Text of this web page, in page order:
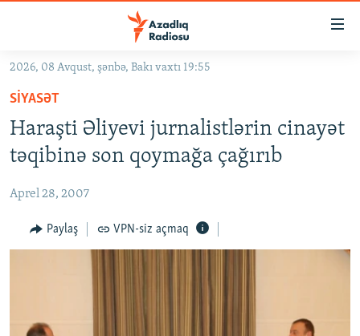
Əsas
qayıt
Əsas
naviqasiyaya
qayıt
Axtarışa
keç
GÜNDƏM
KORRUPSIOMETR
#ƏSLINDƏ
FƏRQƏ BAX
QANUNI DOĞRU
2026, 08 Avqust, şənbə, Bakı vaxtı 19:55
SIYASƏT
Haraşti Əliyevi jurnalistlərin cinayət
təqibinə son qoymağa çağırıb
Aprel 28, 2007
Paylaş VPN-siz açmaq